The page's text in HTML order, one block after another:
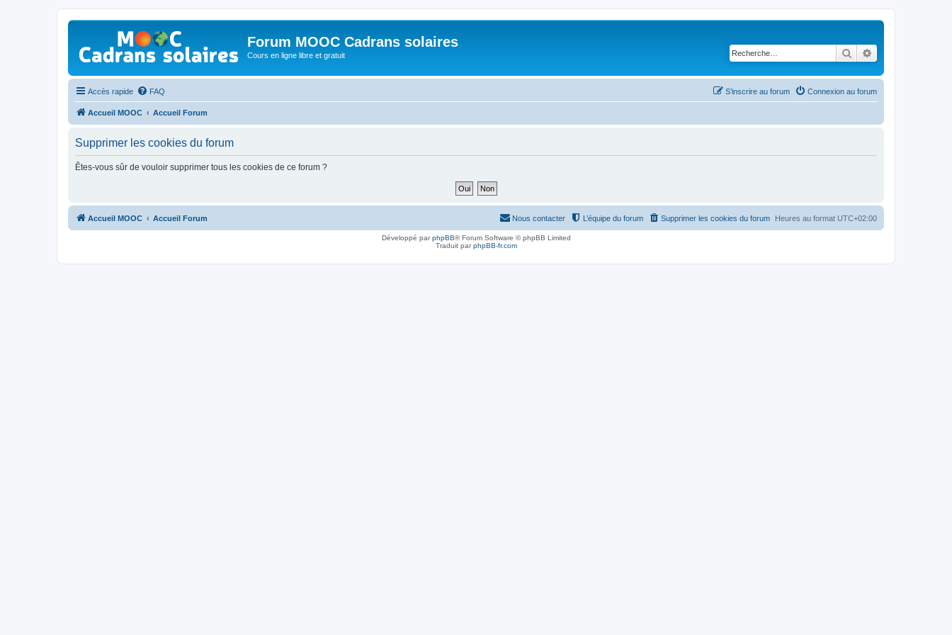
Forum MOOC Cadrans solaires
Cours en ligne libre et gratuit Rechercher
Accès rapide FAQ Connexion au forum
S’inscrire au forum
Accueil MOOC Accueil Forum
Supprimer les cookies du forum
Êtes-vous sûr de vouloir supprimer tous les cookies de ce forum ?
Accueil MOOC Accueil Forum Heures au format UTC+02:00
Supprimer les cookies du forum
L’équipe du forum
Nous contacter
Développé parphpBB® Forum Software © phpBB Limited
Traduit parphpBB-fr.com